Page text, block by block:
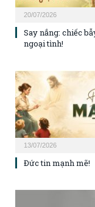
20/07/2026
Say nắng: chiếc
ngoại tình!
13/07/2026
Đức tin mạnh mẽ!